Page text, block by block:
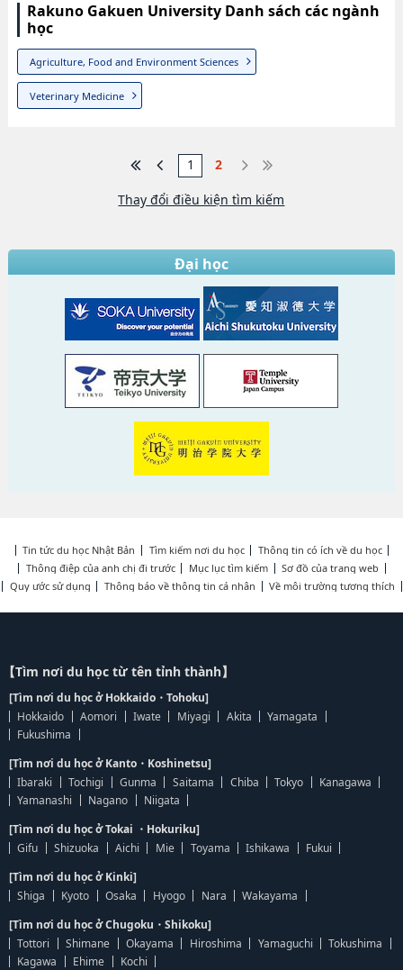
Rakuno Gakuen University Danh sách các ngành
học
Agriculture, Food and Environment Sciences
Veterinary Medicine
1 2
Thay đổi điều kiện tìm kiếm
Đại học
Tin tức du học Nhật Bản Tìm kiếm nơi du học
Thông tin có ích về du học
Thông điệp của anh chị đi trước
Mục lục tìm kiếm
Sơ đồ của trang web
Quy ước sử dụng
Thông báo về thông tin cá nhân Về môi trường tương thích
【Tìm nơi du học từ tên tỉnh thành】
[Tìm nơi du học ở Hokkaido・Tohoku]
Hokkaido
Aomori Iwate Miyagi Akita
Yamagata
Fukushima
[Tìm nơi du học ở Kanto・Koshinetsu]
Ibaraki
Tochigi Gunma Saitama Chiba Tokyo
Kanagawa
Yamanashi
Nagano
Niigata
[Tìm nơi du học ở Tokai ・Hokuriku]
Gifu
Shizuoka Aichi Mie Toyama Ishikawa
Fukui
[Tìm nơi du học ở Kinki]
Shiga
Kyoto Osaka Hyogo Nara
Wakayama
[Tìm nơi du học ở Chugoku・Shikoku]
Tottori
Shimane Okayama Hiroshima Yamaguchi
Tokushima
Kagawa
Ehime
Kochi